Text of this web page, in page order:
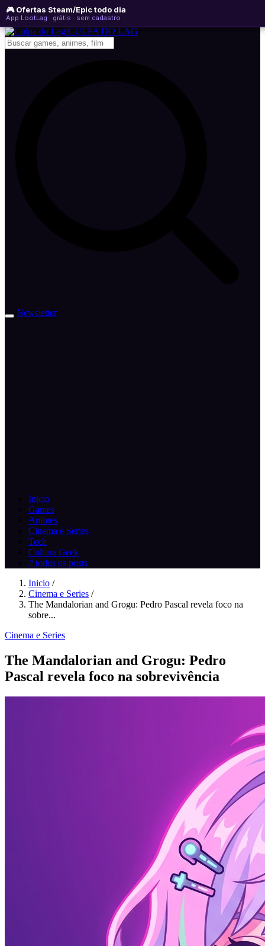
🎮 Ofertas Steam/Epic todo dia
App LootLag · grátis · sem cadastro
segunda-feira, 10 de agosto de 2026
Newsletter
CULPA DO LAG
Newsletter
Inicio
Games
Animes
Cinema e Series
Tech
Cultura Geek
// todos os posts
Inicio /
Cinema e Series /
The Mandalorian and Grogu: Pedro Pascal revela foco na
sobre...
Cinema e Series
The Mandalorian and Grogu: Pedro
Pascal revela foco na sobrevivência